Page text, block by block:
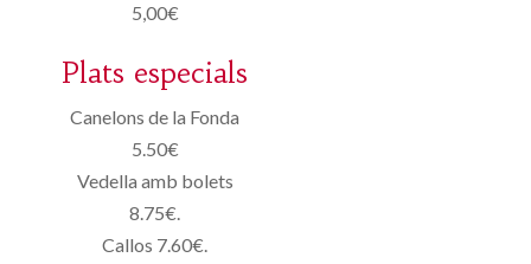
5,00€
Plats especials
Canelons de la Fonda
5.50€
Vedella amb bolets
8.75€.
Callos 7.60€.